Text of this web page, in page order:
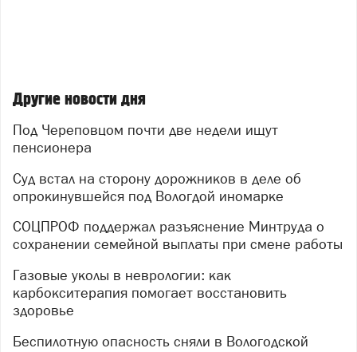
Другие новости дня
Под Череповцом почти две недели ищут
пенсионера
Суд встал на сторону дорожников в деле об
опрокинувшейся под Вологдой иномарке
СОЦПРОФ поддержал разъяснение Минтруда о
сохранении семейной выплаты при смене работы
Газовые уколы в неврологии: как
карбокситерапия помогает восстановить
здоровье
Беспилотную опасность сняли в Вологодской